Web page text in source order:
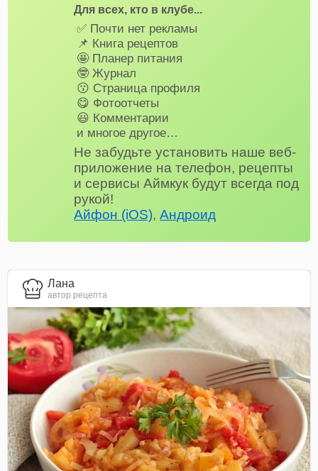
Для всех, кто в клубе...
✅ Почти нет рекламы
📌 Книга рецептов
🤩 Планер питания
🤓 Журнал
😗 Страница профиля
😋 Фотоотчеты
😃 Комментарии
и многое другое…
Не забудьте установить наше веб-
приложение на телефон, рецепты
и сервисы Аймкук будут всегда под
рукой!
Айфон (iOS),Андроид
Лана
автор рецепта